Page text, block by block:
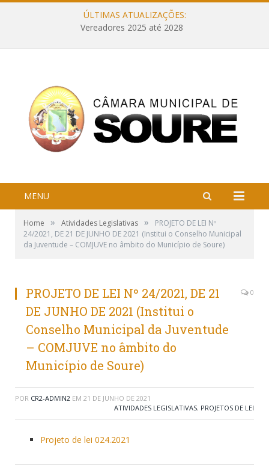
ÚLTIMAS ATUALIZAÇÕES:
Vereadores 2025 até 2028
MENU
Home » Atividades Legislativas »
PROJETO DE LEI Nº
24/2021, DE 21 DE JUNHO DE 2021 (Institui o Conselho Municipal
da Juventude – COMJUVE no âmbito do Município de Soure)
PROJETO DE LEI Nº 24/2021, DE 21
DE JUNHO DE 2021 (Institui o
Conselho Municipal da Juventude
– COMJUVE no âmbito do
Município de Soure)
0
POR CR2-ADMIN2 EM 21 DE JUNHO DE 2021
ATIVIDADES LEGISLATIVAS, PROJETOS DE LEI
Projeto de lei 024.2021